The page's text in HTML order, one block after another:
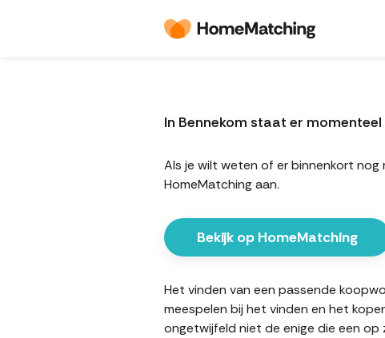
In Bennekom staat er
Als je wilt weten of er binnenkort nog
HomeMatching aan.
Bekijk op HomeMatching
Het vinden van een passende
meespelen bij het vinden en het
ongetwijfeld niet de enige die een op